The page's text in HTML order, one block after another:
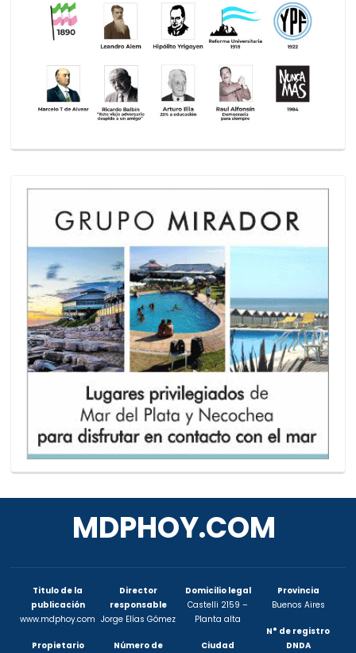
MDPHOY.COM
Titulo de la
publicación
www.mdphoy.com
Propietario
Director
responsable
Jorge Elías Gómez
Número de
Domicilio legal
Castelli 2159 –
Planta alta
Ciudad
Provincia
Buenos Aires
N° de registro
DNDA